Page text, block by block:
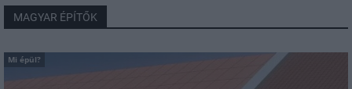
MAGYAR ÉPÍTŐK
Mi épül?